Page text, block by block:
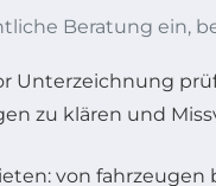
Beratung ein,
Unterzeichnung
zu klären und